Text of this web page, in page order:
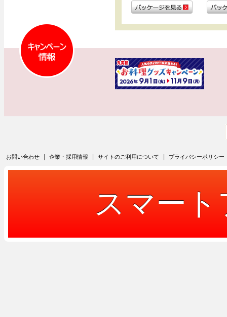
お問い合わせ 企業・採用情報 サイトのご利用について プライバシーポリシー
スマート